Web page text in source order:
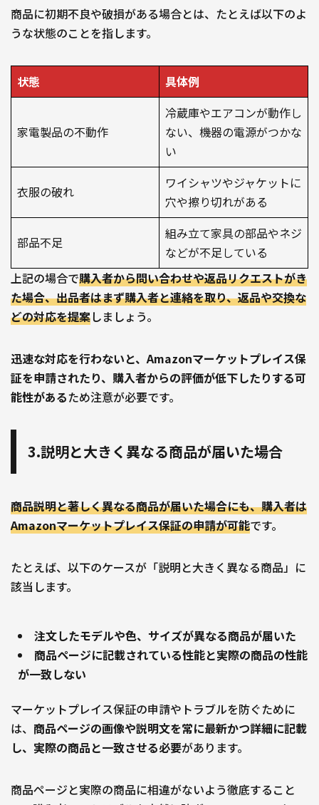
商品に初期不良や破損がある場合とは、たとえば以下のよ
うな状態のことを指します。
状態 具体例
家電製品の不動作
冷蔵庫やエアコンが動作し
ない、機器の電源がつかな
い
衣服の破れ
ワイシャツやジャケットに
穴や擦り切れがある
部品不足
組み立て家具の部品やネジ
などが不足している
上記の場合で購入者から問い合わせや返品リクエストがき
た場合、出品者はまず購入者と連絡を取り、返品や交換な
どの対応を提案しましょう。
迅速な対応を行わないと、Amazonマーケットプレイス保
証を申請されたり、購入者からの評価が低下したりする可
能性があるため注意が必要です。
3.説明と大きく異なる商品が届いた場合
商品説明と著しく異なる商品が届いた場合にも、購入者は
Amazonマーケットプレイス保証の申請が可能です。
たとえば、以下のケースが「説明と大きく異なる商品」に
該当します。
注文したモデルや色、サイズが異なる商品が届いた
商品ページに記載されている性能と実際の商品の性能
が一致しない
マーケットプレイス保証の申請やトラブルを防ぐために
は、 商品ページの画像や説明文を常に最新かつ詳細に記載
し、実際の商品と一致させる必要があります。
商品ページと実際の商品に相違がないよう徹底すること